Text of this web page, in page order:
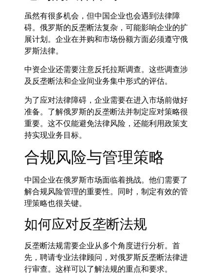
虽然有很多机会，但中国企业也会遇到法律障
碍。俄罗斯的反垄断法复杂，可能影响企业的扩
展计划。企业在并购和市场份额方面必须遵守俄
罗斯法律。
中资企业还需要注意反托拉斯调查。这些调查涉
及反垄断法和企业间业务集中形式的评估。
为了应对法律障碍，企业需要在进入市场前做好
准备。了解俄罗斯的反垄断法并制定应对策略很
重要。这不仅能避免法律风险，还能利用政策支
持实现业务目标。
合规风险与管理策略
中国企业在俄罗斯市场面临着挑战。他们需要了
解合规风险管理的重要性。同时，制定有效的管
理策略也很关键。
如何应对反垄断法规
反垄断法规需要企业从多个角度进行分析。首
先，聘请专业法律顾问，对俄罗斯反垄断法律进
行审查。这样可以了解法规的重点和要求。